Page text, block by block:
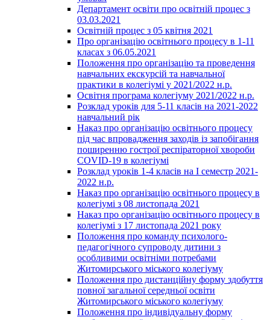
Департамент освіти про освітній процес з
03.03.2021
Освітній процес з 05 квітня 2021
Про організацію освітнього процесу в 1-11
класах з 06.05.2021
Положення про організацію та проведення
навчальних екскурсій та навчальної
практики в колегіумі у 2021/2022 н.р.
Освітня програма колегіуму 2021/2022 н.р.
Розклад уроків для 5-11 класів на 2021-2022
навчальний рік
Наказ про організацію освітнього процесу
під час впровадження заходів із запобігання
поширенню гострої респіраторної хвороби
COVID-19 в колегіумі
Розклад уроків 1-4 класів на І семестр 2021-
2022 н.р.
Наказ про організацію освітнього процесу в
колегіумі з 08 листопада 2021
Наказ про організацію освітнього процесу в
колегіумі з 17 листопада 2021 року
Положення про команду психолого-
педагогічного супроводу дитини з
особливими освітніми потребами
Житомирського міського колегіуму
Положення про дистанційну форму здобуття
повної загальної середньої освіти
Житомирського міського колегіуму
Положення про індивідуальну форму